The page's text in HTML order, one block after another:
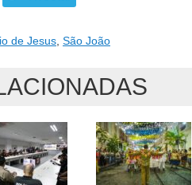
de Jesus São João